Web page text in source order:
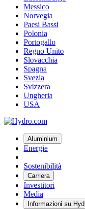
Messico
Norvegia
Paesi Bassi
Polonia
Portogallo
Regno Unito
Slovacchia
Spagna
Svezia
Svizzera
Ungheria
USA
Aluminium
Energie
Sostenibilità
Carriera
Investitori
Media
Informazioni su